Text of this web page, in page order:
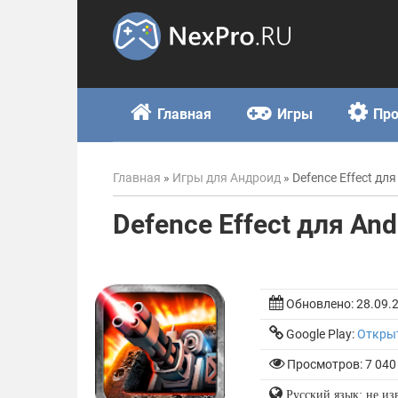
Главная Игры
Главная » Игры для Андроид » Defence Effect
Defence Effect для
Обновлено:
Google Play:
Просмотров: 7 040
Русский язык: не